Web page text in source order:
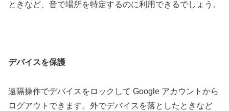
ときなど、音で場所を特定するのに利用できるでしょう。
デバイスを保護
遠隔操作でデバイスをロックして Google アカウントから
ログアウトできます。外でデバイスを落としたときなど